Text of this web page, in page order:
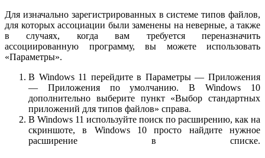
Для изначально зарегистрированных в системе типов файлов,
для которых ассоциации были заменены на неверные, а также
в случаях, когда вам требуется переназначить
ассоциированную программу, вы можете использовать
«Параметры».
В Windows 11 перейдите в Параметры — Приложения
— Приложения по умолчанию. В Windows 10
дополнительно выберите пункт «Выбор стандартных
приложений для типов файлов» справа.
В Windows 11 используйте поиск по расширению, как на
скриншоте, в Windows 10 просто найдите нужное
расширение в списке.